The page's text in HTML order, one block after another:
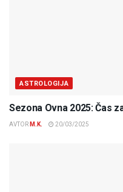
ASTROLOGIJA
Sezona Ovna 2025: Čas
AVTOR M.K. 20/03/2025